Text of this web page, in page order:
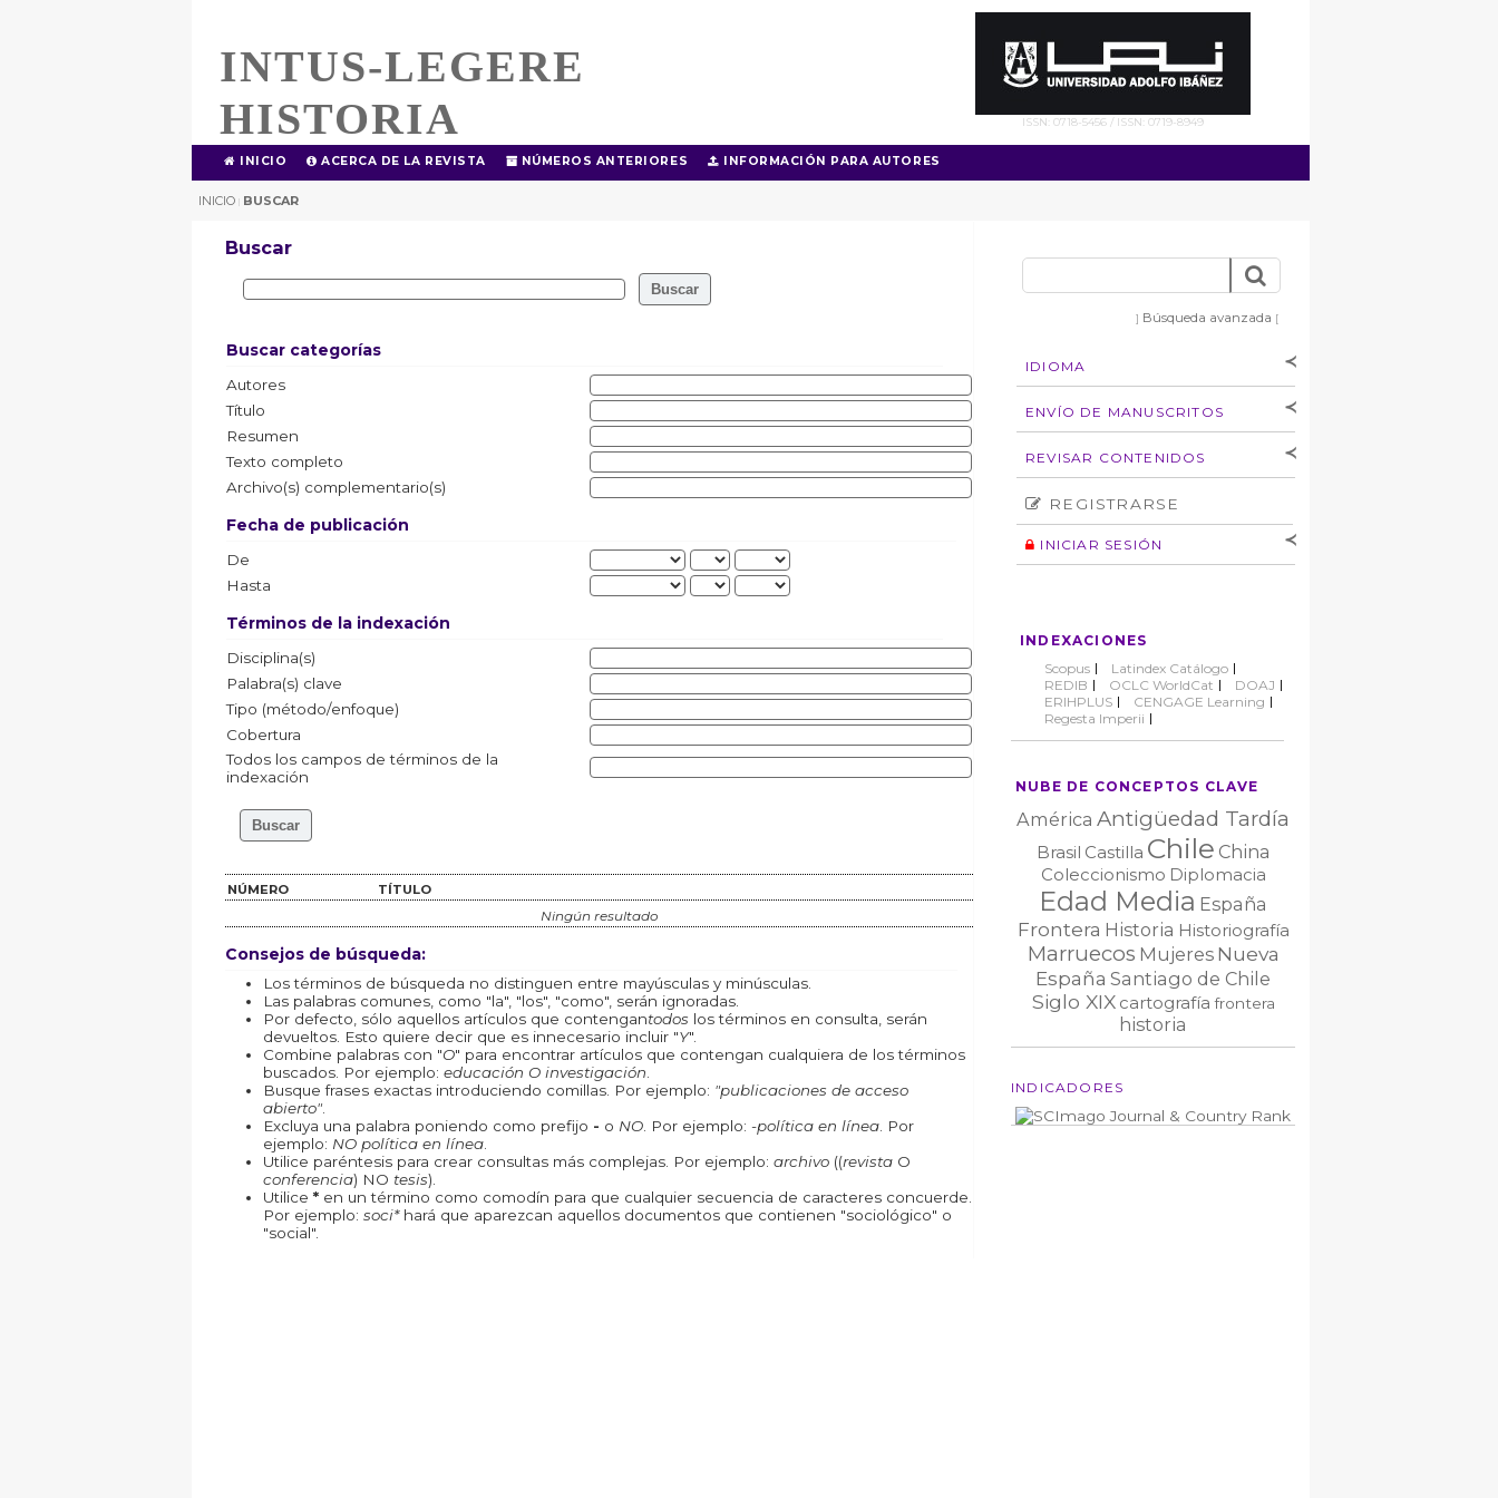
INTUS-LEGERE
HISTORIA
ISSN: 0718-5456 / ISSN: 0719-8949
INICIO ACERCA DE LA REVISTA NÚMEROS ANTERIORES INFORMACIÓN PARA AUTORES
INICIO | BUSCAR
] Búsqueda avanzada [
IDIOMA
[Español ] [English]
ENVÍO DE MANUSCRITOS
autores
Derechos de autoría
Normas éticas
REVISAR CONTENIDOS
Número
Autor
REGISTRARSE
INICIAR SESIÓN
INDEXACIONES
Scopus
Latindex Catálogo
REDIB
OCLC WorldCat
DOAJ
ERIHPLUS
CENGAGE Learning
Regesta Imperii
NUBE DE CONCEPTOS CLAVE
América Antigüedad Tardía
Brasil Castilla Chile China
Coleccionismo Diplomacia
Edad Media España
Frontera Historia Historiografía
Marruecos Mujeres Nueva
España Santiago de Chile
Siglo XIX cartografía frontera
historia
INDICADORES
Buscar
Buscar categorías
Autores
Título
Resumen
Texto completo
Archivo(s) complementario(s)
Fecha de publicación
De
Hasta
Términos de la indexación
Disciplina(s)
Palabra(s) clave
Tipo (método/enfoque)
Cobertura
Todos los campos de términos de la
indexación
NÚMERO TÍTULO
Ningún resultado
Consejos de búsqueda:
Los términos de búsqueda no distinguen entre mayúsculas y minúsculas.
Las palabras comunes, como "la", "los", "como", serán ignoradas.
Por defecto, sólo aquellos artículos que contengantodos los términos en consulta, serán
devueltos. Esto quiere decir que es innecesario incluir "Y".
Combine palabras con "O" para encontrar artículos que contengan cualquiera de los términos
buscados. Por ejemplo: educación O investigación
Busque frases exactas introduciendo comillas. Por ejemplo: "publicaciones de acceso
abierto".
Excluya una palabra poniendo como prefijo - o NO. Por ejemplo: -política en línea. Por
ejemplo: NO política en línea.
Utilice paréntesis para crear consultas más complejas. Por ejemplo: archivo((revistaO
conferencia) NO tesis).
Utilice *en un término como comodín para que cualquier secuencia de caracteres concuerde.
Por ejemplo: soci*hará que aparezcan aquellos documentos que contienen "sociológico" o
"social".